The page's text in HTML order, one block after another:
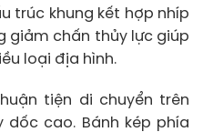
trúc khung kết hợp nhíp
giảm chấn thủy lực giúp
loại địa hình.
tiện di chuyển trên
dốc cao. Bánh kép phía